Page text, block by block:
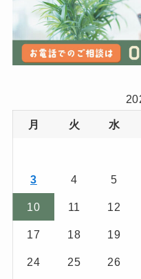
月 火 水
3 4 5
10 11 12
17 18 19
24 25 26